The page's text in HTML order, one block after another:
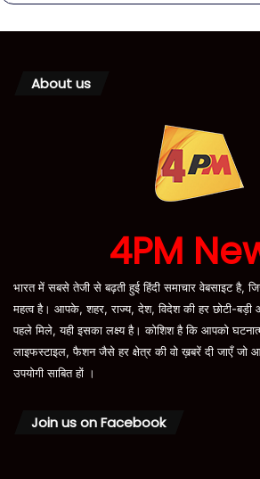
About us
4PM
भारत में सबसे तेजी से बढ़ती हुई हिंदी समाचार वेबसाइट
महत्व है। आपके, शहर, राज्य, देश, विदेश की हर छोटी-
पहले मिले, यही इसका लक्ष्य है। कोशिश है कि आपको
लाइफस्टाइल, फैशन जैसे हर क्षेत्र की वो ख़बरें दी जाएँ जो
उपयोगी साबित हों ।
Join us on Facebook